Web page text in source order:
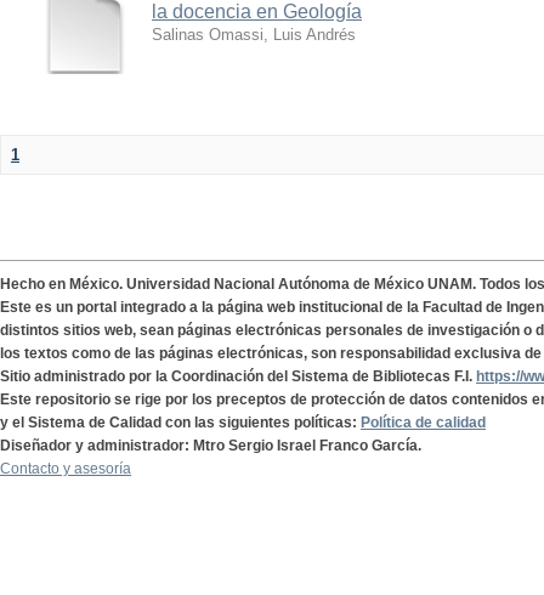
la docencia en Geología
Salinas Omassi, Luis Andrés
1
Hecho en México. Universidad Nacional Autónoma de México UNAM. Todos
Este es un portal integrado a la página web institucional de la Facultad de
distintos sitios web, sean páginas electrónicas personales de investigación o
los textos como de las páginas electrónicas, son responsabilidad exclusiva
Sitio administrado por la Coordinación del Sistema de Bibliotecas F.I. https://
Este repositorio se rige por los preceptos de protección de datos contenidos
y el Sistema de Calidad con las siguientes políticas: Política de calidad
Diseñador y administrador: Mtro Sergio Israel Franco García.
Contacto y asesoría